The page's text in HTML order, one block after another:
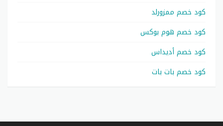
كود خصم ممزورلد
كود خصم هوم بوكس
كود خصم أديداس
كود خصم بات بات